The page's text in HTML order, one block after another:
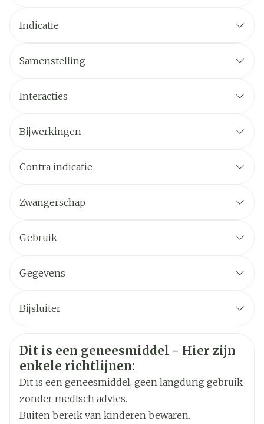
Indicatie
Samenstelling
Interacties
Bijwerkingen
Contra indicatie
Zwangerschap
Gebruik
Gegevens
BELGIUM
50 mm
Bijsluiter
Veiligheidsinformatie
Dit is een geneesmiddel - Hier zijn
enkele richtlijnen:
Dit is een geneesmiddel, geen langdurig gebruik
zonder medisch advies.
Buiten bereik van kinderen bewaren.